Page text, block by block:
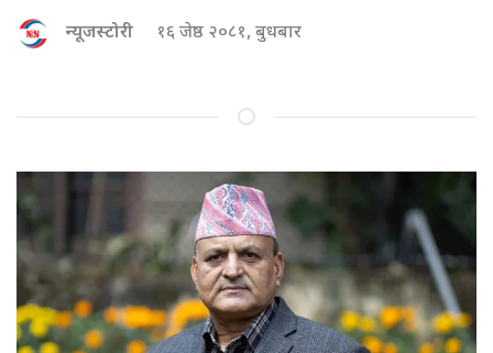
न्यूजस्टोरी १६ जेष्ठ २०८१, बुधबार